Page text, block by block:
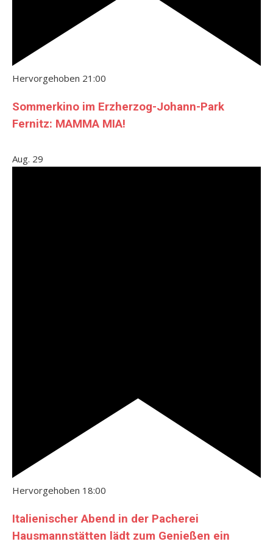
Hervorgehoben 21:00
Sommerkino im Erzherzog-Johann-Park
Fernitz: MAMMA MIA!
Aug. 29
Hervorgehoben 18:00
Italienischer Abend in der Pacherei
Hausmannstätten lädt zum Genießen ein